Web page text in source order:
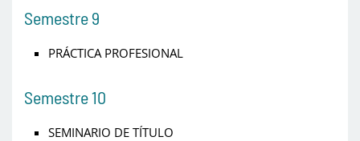
Semestre 9
PRÁCTICA PROFESIONAL
Semestre 10
SEMINARIO DE TÍTULO